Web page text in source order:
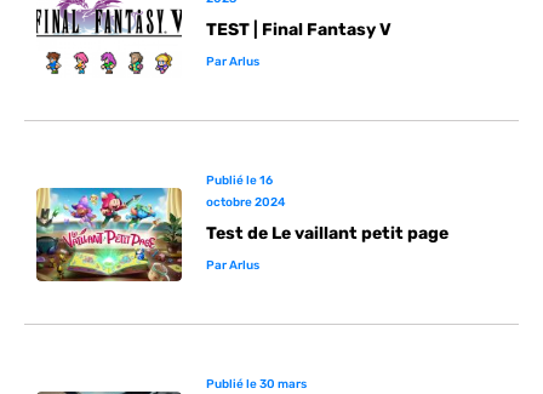
TEST | Final Fantasy V
ParArlus
Publié le16
octobre 2024
Test de Le vaillant petit page
ParArlus
Publié le30 mars